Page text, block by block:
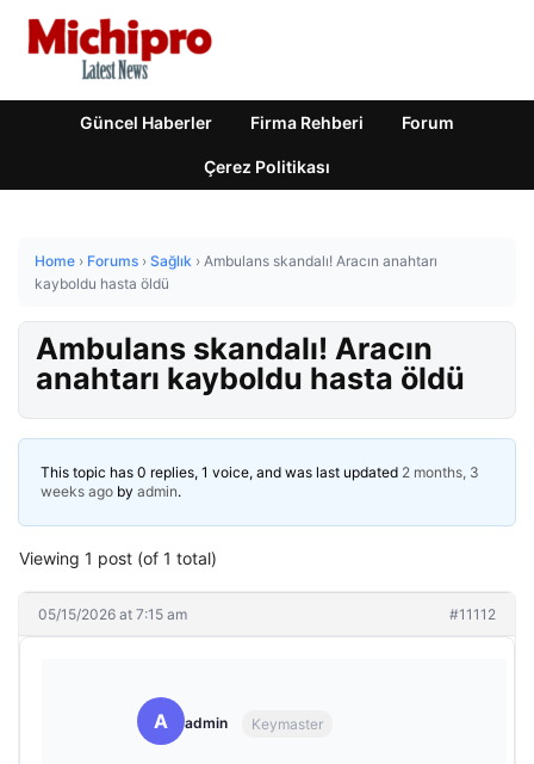
Güncel Haberler Firma Rehberi Forum
Çerez Politikası
Home › Forums › Sağlık › Ambulans skandalı! Aracın anahtarı
kayboldu hasta öldü
Ambulans skandalı! Aracın
anahtarı kayboldu hasta öldü
This topic has 0 replies, 1 voice, and was last updated 2 months, 3
weeks ago by admin.
Viewing 1 post (of 1 total)
05/15/2026 at 7:15 am #11112
A admin Keymaster